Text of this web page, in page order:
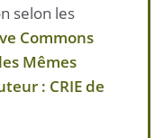
selon les
Commons
Mêmes
: CRIE de